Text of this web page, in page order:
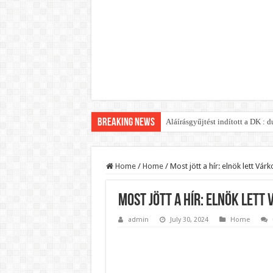
Breaking News Aláírásgyűjtést indított a DK :
Nem finomkodott:
Visszatérhet Sulyok
MOST TÖRTÉNT! Péter
PUTYIN MEGSEMMISÍTŐ
Home / Home / Most jött a hír: elnök lett
Most jött a hír: elnök lett
admin July 30, 2024 Home